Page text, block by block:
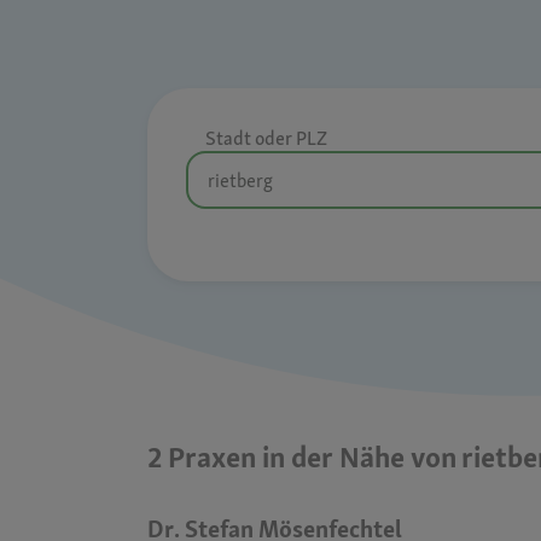
Stadt oder PLZ
2 Praxen in der Nähe von
Dr. Stefan Mösenfechtel